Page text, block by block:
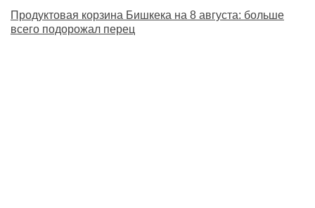
Продуктовая корзина Бишкека на 8 августа: больше
всего подорожал перец